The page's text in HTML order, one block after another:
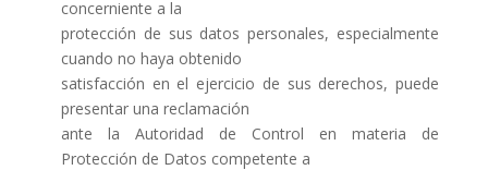
concerniente a la
protección de sus datos personales, especialmente
cuando no haya obtenido
satisfacción en el ejercicio de sus derechos, puede
presentar una reclamación
ante la Autoridad de Control en materia de
Protección de Datos competente a